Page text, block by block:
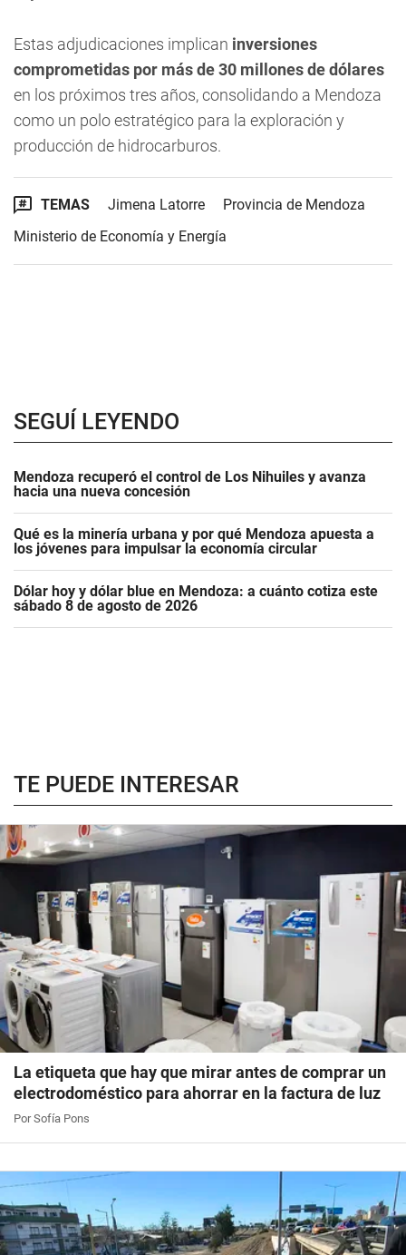
Estas adjudicaciones implican inversiones
comprometidas por más de 30 millones de dólares
en los próximos tres años, consolidando a Mendoza
como un polo estratégico para la exploración y
producción de hidrocarburos.
TEMAS Jimena Latorre
Provincia de Mendoza
Ministerio de Economía y Energía
SEGUÍ LEYENDO
Mendoza recuperó el control de Los Nihuiles y avanza
hacia una nueva concesión
Qué es la minería urbana y por qué Mendoza apuesta a
los jóvenes para impulsar la economía circular
Dólar hoy y dólar blue en Mendoza: a cuánto cotiza este
sábado 8 de agosto de 2026
TE PUEDE INTERESAR
La etiqueta que hay que mirar antes de comprar un
electrodoméstico para ahorrar en la factura de luz
Por Sofía Pons